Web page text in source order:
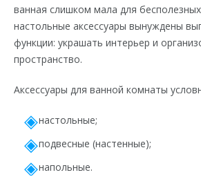
ванная слишком мала для
настольные аксессуары вынуждены
функции: украшать интерьер и
пространство.
Аксессуары для ванной комнаты
настольные;
подвесные (настенные);
напольные.